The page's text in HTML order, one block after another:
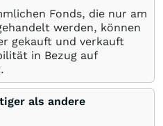
Fonds, die nur am
werden, können
gekauft und verkauft
in Bezug auf
als andere